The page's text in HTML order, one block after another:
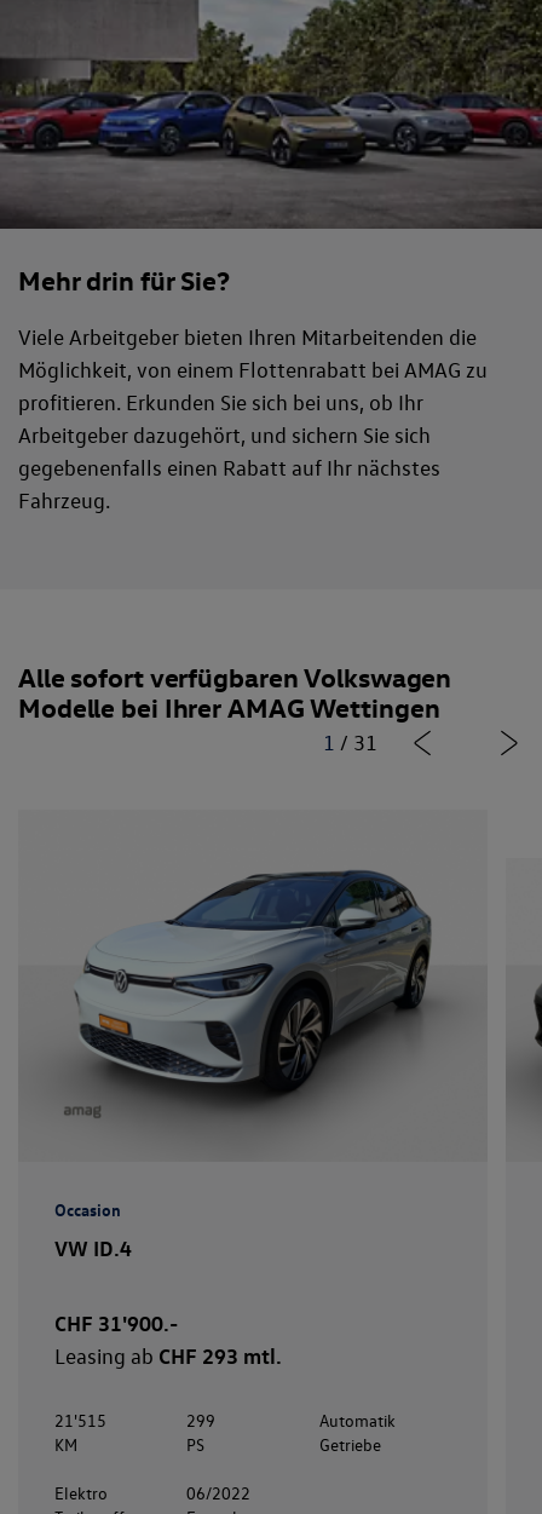
Mehr drin für Sie?
Viele Arbeitgeber bieten Ihren Mitarbeitenden die
Möglichkeit, von einem Flottenrabatt bei AMAG zu
profitieren. Erkunden Sie sich bei uns, ob Ihr
Arbeitgeber dazugehört, und sichern Sie sich
gegebenenfalls einen Rabatt auf Ihr nächstes
Fahrzeug.
Alle sofort verfügbaren Volkswagen
Modelle bei Ihrer AMAG Wettingen
1 / 31
Occasion
VW ID.4
CHF 31'900.-
Leasing ab CHF 293 mtl.
21'515
KM
299
PS
Automatik
Getriebe
Elektro
06/2022